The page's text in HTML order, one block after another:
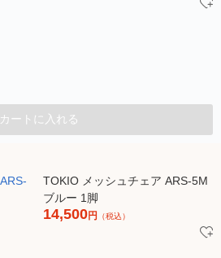
カートに入れる
TOKIO メッシュチェア ARS-5M
ブルー 1脚
14,500円 （税込）